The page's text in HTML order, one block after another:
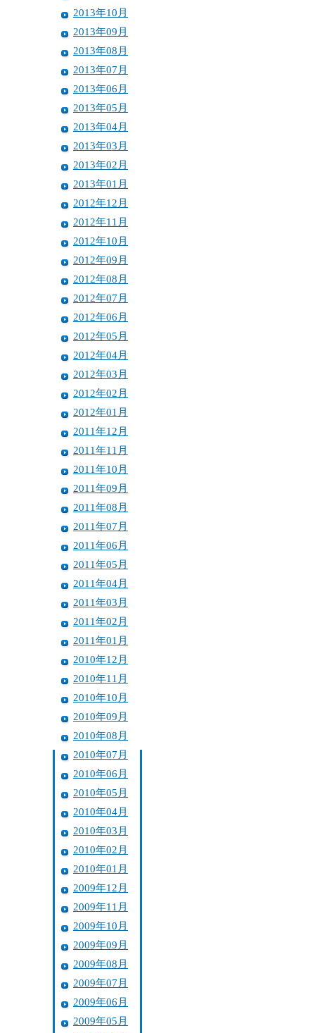
2013年10月
2013年09月
2013年08月
2013年07月
2013年06月
2013年05月
2013年04月
2013年03月
2013年02月
2013年01月
2012年12月
2012年11月
2012年10月
2012年09月
2012年08月
2012年07月
2012年06月
2012年05月
2012年04月
2012年03月
2012年02月
2012年01月
2011年12月
2011年11月
2011年10月
2011年09月
2011年08月
2011年07月
2011年06月
2011年05月
2011年04月
2011年03月
2011年02月
2011年01月
2010年12月
2010年11月
2010年10月
2010年09月
2010年08月
2010年07月
2010年06月
2010年05月
2010年04月
2010年03月
2010年02月
2010年01月
2009年12月
2009年11月
2009年10月
2009年09月
2009年08月
2009年07月
2009年06月
2009年05月